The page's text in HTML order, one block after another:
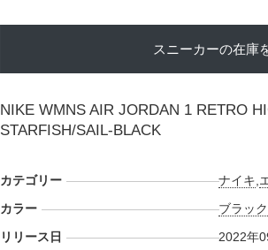
スニーカーの在庫
NIKE WMNS AIR JORDAN 1 RETRO
STARFISH/SAIL-BLACK
カテゴリー ナイキ
カラー
ブラック
リリース日
2022年